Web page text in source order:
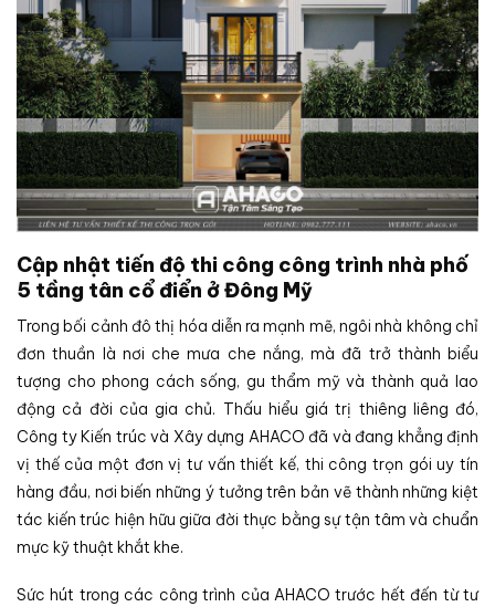
Cập nhật tiến độ thi công công trình nhà phố
5 tầng tân cổ điển ở Đông Mỹ
Trong bối cảnh đô thị hóa diễn ra mạnh mẽ, ngôi nhà không chỉ
đơn thuần là nơi che mưa che nắng, mà đã trở thành biểu
tượng cho phong cách sống, gu thẩm mỹ và thành quả lao
động cả đời của gia chủ. Thấu hiểu giá trị thiêng liêng đó,
Công ty Kiến trúc và Xây dựng AHACO đã và đang khẳng định
vị thế của một đơn vị tư vấn thiết kế, thi công trọn gói uy tín
hàng đầu, nơi biến những ý tưởng trên bản vẽ thành những kiệt
tác kiến trúc hiện hữu giữa đời thực bằng sự tận tâm và chuẩn
mực kỹ thuật khắt khe.
Sức hút trong các công trình của AHACO trước hết đến từ tư